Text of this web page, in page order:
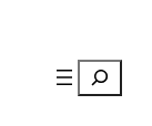
Buscar